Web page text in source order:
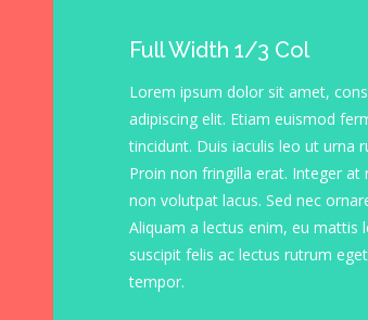
Full Width 1/3 Col
Lorem ipsum dolor sit amet,
adipiscing elit. Etiam euismod
tincidunt. Duis iaculis leo ut urna
Proin non fringilla erat. Integer at
non volutpat lacus. Sed nec
Aliquam a lectus enim, eu mattis
suscipit felis ac lectus rutrum
tempor.